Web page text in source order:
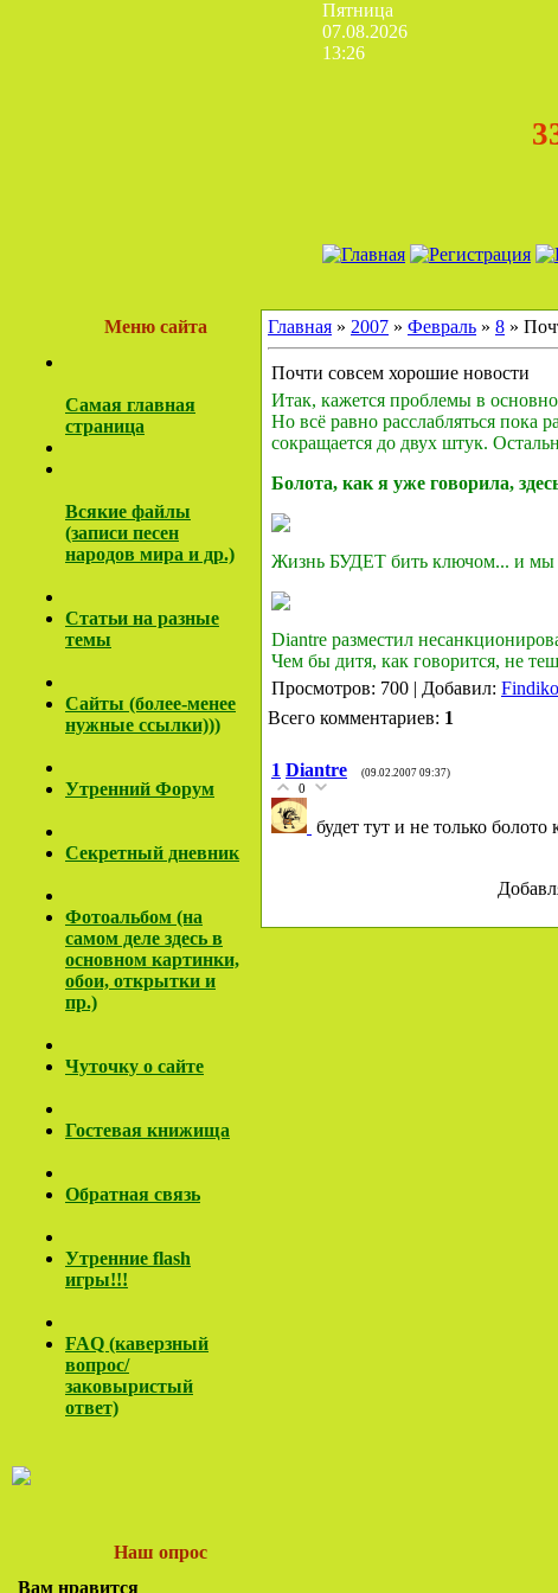
Пятница
07.08.2026
13:26
Меню сайта
Самая главная
страница
Всякие файлы
(записи песен
народов мира и др.)
Cтатьи на разные
темы
Сайты (более-менее
нужные ссылки)))
Утренний Форум
Секретный дневник
Фотоальбом (на
самом деле здесь в
основном картинки,
обои, открытки и
пр.)
Чуточку о сайте
Гостевая книжища
Обратная связь
Утренние flash
игры!!!
FAQ (каверзный
вопрос/
заковыристый
ответ)
Наш опрос
Вам нравится
Главная » 2007 » Февраль » 8 »
Почти совсем хорошие новости
Итак, кажется проблемы в
Но всё равно расслабляться пока
сокращается до двух штук.
Болота, как я уже говорила,
Жизнь БУДЕТ бить ключом... и мы
Diantre разместил
Чем бы дитя, как говорится, не
Просмотров: 700 | Добавил:
Всего комментариев: 1
1 Diantre (09.02.2007 09:37)
0
будет тут и не только болото